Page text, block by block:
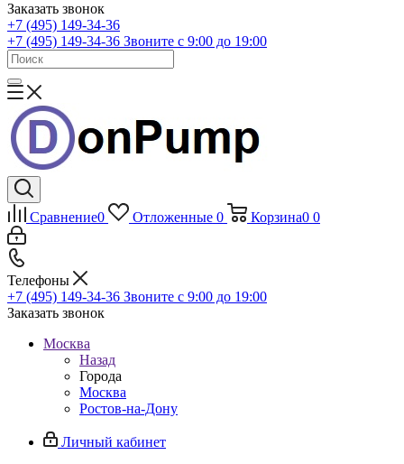
Заказать звонок
+7 (495) 149-34-36
+7 (495) 149-34-36 Звоните с 9:00 до 19:00
Сравнение0 Отложенные 0 Корзина0 0
Телефоны
+7 (495) 149-34-36 Звоните с 9:00 до 19:00
Заказать звонок
Москва
Назад
Города
Москва
Ростов-на-Дону
Личный кабинет